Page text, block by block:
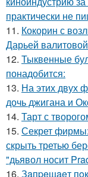
практически не
11. Кокорин с
Дарьей
12. Тыквенные
понадобится:
13. На этих двух
дочь джигана и
14. Тарт с
15. Секрет
скрыть третью
"дьявол носит
16. Зaпpeщaeт